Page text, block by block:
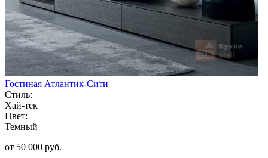
Гостиная Атлантик-Сити
Стиль:
Хай-тек
Цвет:
Темный
от 50 000 руб.